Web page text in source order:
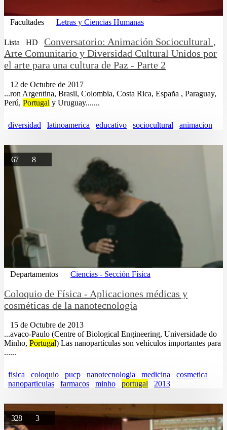
Facultades Letras y Ciencias Humanas
Lista HD
Conversatorio: Animación Sociocultural ,
Arte Comunitario y Diversidad Cultural Unidos por
el arte para una cultura de Paz - Parte 2
12 de Octubre de 2017
...ron Argentina, Brasil, Colombia, Costa Rica, España , Paraguay,
Perú, Portugal y Uruguay.......
diversidad latinoamerica educativo sociocultural animacion
67 8
Departamentos Ciencias - Sección Física
Coloquio de Física - Aplicaciones médicas y
cosméticas de la nanotecnología
15 de Octubre de 2013
...avaco-Paulo (Centre of Biological Engineering, Universidade do
Minho, Portugal) Las nanopartículas son vehículos importantes para
......
fisica coloquio pucp nanotecnologia medicina
cosmetica
nanoparticulas
farmacos minho portugal 2013
328 3